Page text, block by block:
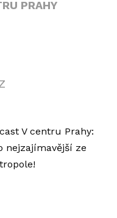
PRAHY
V centru Prahy:
nejzajímavější ze